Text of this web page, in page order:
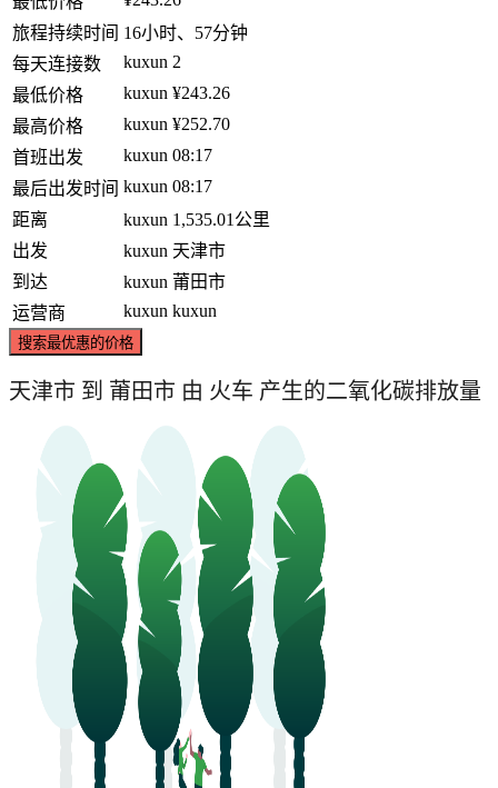
旅程持续时间 16小时、57分钟
每天连接数
kuxun 2
最低价格
kuxun ¥243.26
最高价格
kuxun ¥252.70
首班出发
kuxun 08:17
最后出发时间 kuxun 08:17
距离
kuxun 1,535.01公里
出发
kuxun 天津市
到达
kuxun 莆田市
运营商
kuxun kuxun
搜索最优惠的价格
天津市 到 莆田市 由 火车 产生的二氧化碳排放量